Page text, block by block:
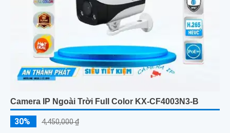
Camera IP Ngoài Trời Full Color KX-CF4003N3-B
30% 4,450,000 ₫